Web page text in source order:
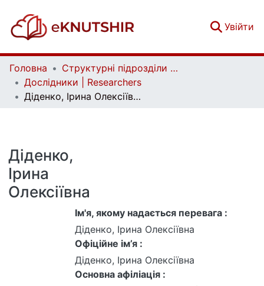
Увійти
Головна
Структурні підрозділи Київського національного університету імені Тараса Шевченка та Організації | Faculties, Institutes and Departments of Taras Shevchenko National University of Kyiv and Organizations
Дослідники | Researchers
Діденко, Ірина Олексіївна
Діденко,
Ірина
Олексіївна
Ім'я, якому надається перевага :
Діденко, Ірина Олексіївна
Офіційне ім’я :
Діденко, Ірина Олексіївна
Основна афіліація :